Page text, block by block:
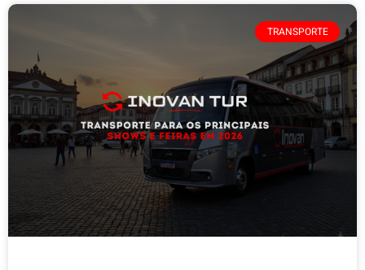
TRANSPORTE